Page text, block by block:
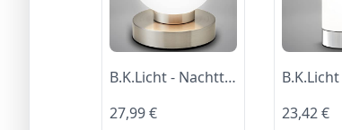
B.K.Licht - Nachttischlampe mit Touch, Dimmbar, E14 Fassung, Kugel Glas weiß, Tischlampe, Lampe, Nachttischleuchte, Tischleuchte, Bürolampe, Leselampe, Leselicht, 12,6x15,7 cm (DxH), Matt-nickel
27,99 €
23,42 €